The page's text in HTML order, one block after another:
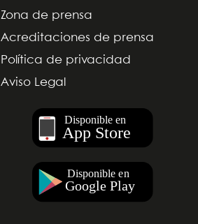
Zona de prensa
Acreditaciones de prensa
Política de privacidad
Aviso Legal